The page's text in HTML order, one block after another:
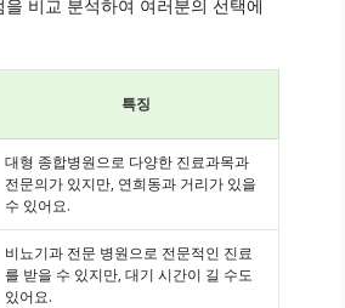
비교 분석하여 여러분의 선택에
특징
대형 종합병원으로 다양한 진료과목과
전문의가 있지만, 연희동과 거리가 있을
수 있어요.
비뇨기과 전문 병원으로 전문적인 진료
를 받을 수 있지만, 대기 시간이 길 수도
있어요.